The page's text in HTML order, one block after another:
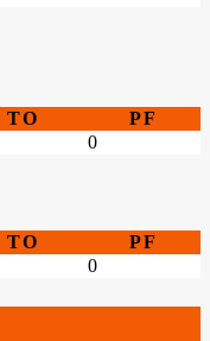
TO
PF
0
TO
PF
0